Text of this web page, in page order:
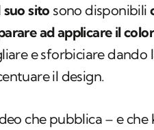
suo sito sono disponibili
ad applicare il
e sforbiciare dando
il design.
che pubblica – e